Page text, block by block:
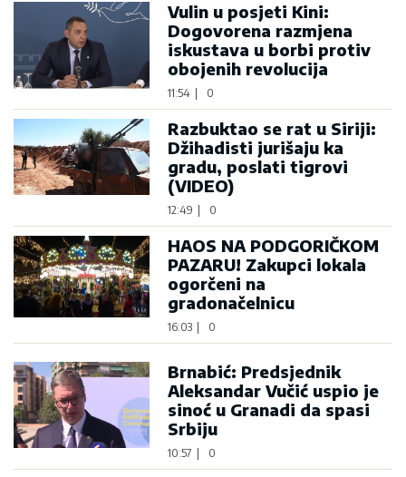
Vulin u posjeti Kini:
Dogovorena razmjena
iskustava u borbi protiv
obojenih revolucija
11:54 0
Razbuktao se rat u Siriji:
Džihadisti jurišaju ka
gradu, poslati tigrovi
(VIDEO)
12:49 0
HAOS NA PODGORIČKOM
PAZARU! Zakupci lokala
ogorčeni na
gradonačelnicu
16:03 0
Brnabić: Predsjednik
Aleksandar Vučić uspio je
sinoć u Granadi da spasi
Srbiju
10:57 0